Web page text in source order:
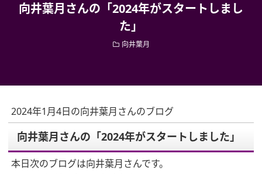
向井葉月さんの「2024年がスタートしまし
た」
向井葉月
2024年1月4日の向井葉月さんのブログ
向井葉月さんの「2024年がスタートしました」
本日次のブログは向井葉月さんです。